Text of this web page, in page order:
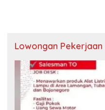
Lowongan Pekerjaan